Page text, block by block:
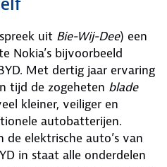
uit Bie-Wij-Dee) een
Nokia’s bijvoorbeeld
Met dertig jaar ervaring
tijd de zogeheten blade
kleiner, veiliger en
autobatterijen.
elektrische auto’s van
in staat alle onderdelen